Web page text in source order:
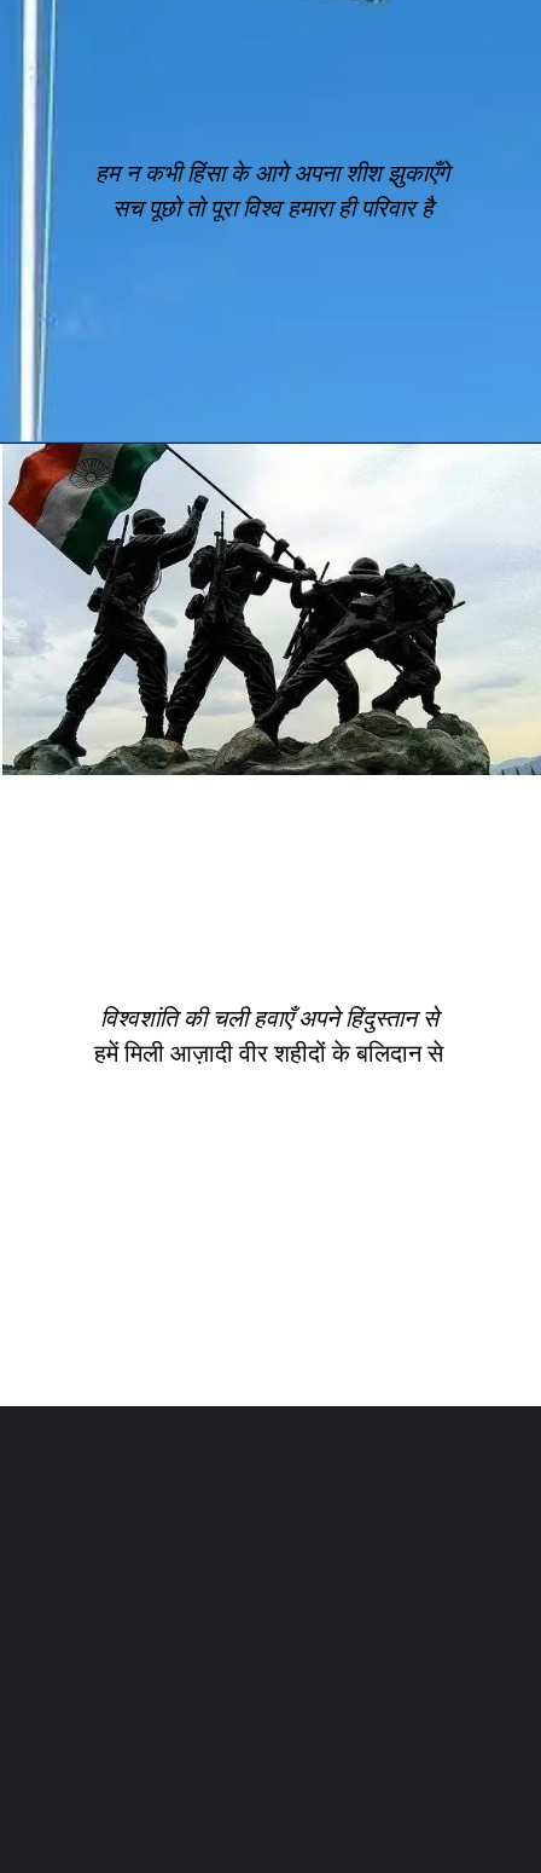
हम न कभी हिंसा के आगे अपना शीश झुकाएँगे
सच पूछो तो पूरा विश्व हमारा ही परिवार है
विश्वशांति की चली हवाएँ अपने हिंदुस्तान से
हमें मिली आज़ादी वीर शहीदों के बलिदान से